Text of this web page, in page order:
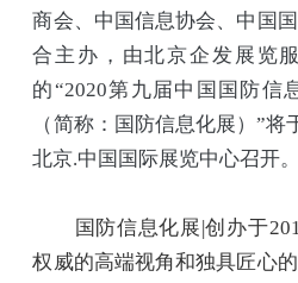
商会、中国信息协会、中国
合主办，由北京企发展览
的“2020第九届中国国防信
（简称：国防信息化展）”
北京.中国国际展览中心召开。
国防信息化展|创办于
权威的高端视角和独具匠心